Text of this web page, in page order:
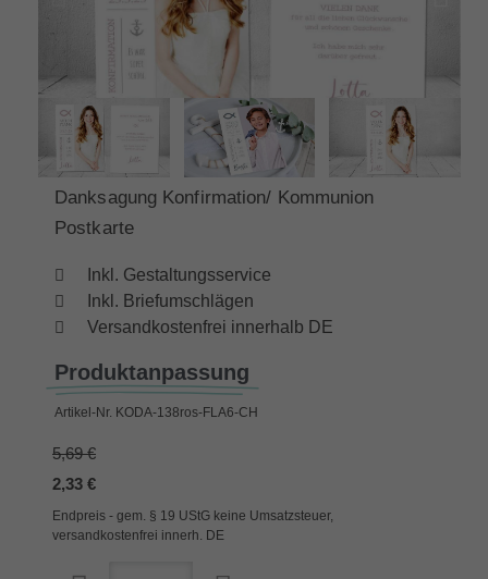
Danksagung Konfirmation/ Kommunion
Postkarte
Inkl. Gestaltungsservice
Inkl. Briefumschlägen
Versandkostenfrei innerhalb DE
Produktanpassung
Artikel-Nr. KODA-138ros-FLA6-CH
5,69 €
2,33 €
Endpreis - gem. § 19 UStG keine Umsatzsteuer,
versandkostenfrei innerh. DE